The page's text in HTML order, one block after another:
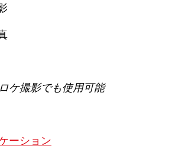
ケ撮影でも使用可能
ーション